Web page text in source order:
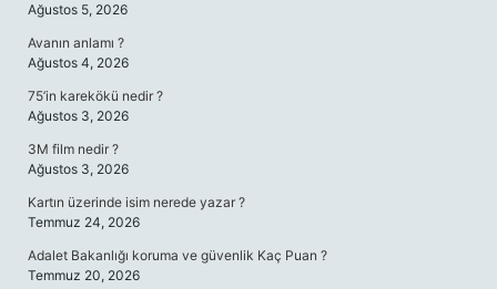
Ağustos 5, 2026
Avanın anlamı ?
Ağustos 4, 2026
75’in karekökü nedir ?
Ağustos 3, 2026
3M film nedir ?
Ağustos 3, 2026
Kartın üzerinde isim nerede yazar ?
Temmuz 24, 2026
Adalet Bakanlığı koruma ve güvenlik Kaç Puan ?
Temmuz 20, 2026